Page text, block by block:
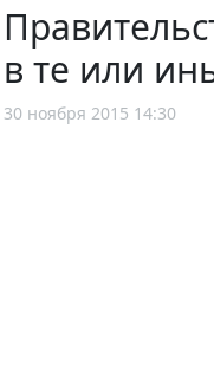
в те или
30 ноября 2015 14:30